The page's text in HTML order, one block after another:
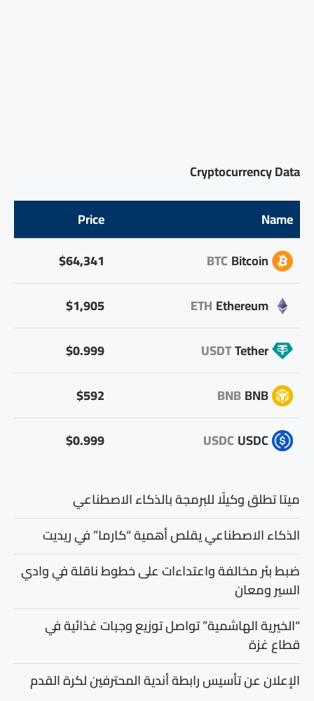
Cryptocurrency Data
Name
Price
Bitcoin
BTC
$64,341
Ethereum
ETH
$1,905
Tether
USDT
$0.999
BNB
BNB
$592
USDC
USDC
$0.999
ميتا تطلق وكيلًا للبرمجة بالذكاء الاصطناعي
الذكاء الاصطناعي يقلص أهمية “كارما” في ريديت
ضبط بئر مخالفة واعتداءات على خطوط ناقلة في وادي
السير ومعان
“الخيرية الهاشمية” تواصل توزيع وجبات غذائية في
قطاع غزة
الإعلان عن تأسيس رابطة أندية المحترفين لكرة القدم